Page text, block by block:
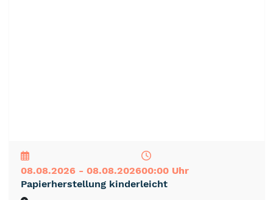
08.08.2026 - 08.08.202600:00 Uhr
Papierherstellung kinderleicht